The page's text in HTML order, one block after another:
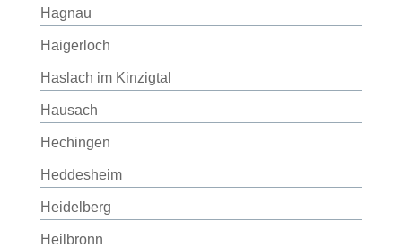
Hagnau
Haigerloch
Haslach im Kinzigtal
Hausach
Hechingen
Heddesheim
Heidelberg
Heilbronn